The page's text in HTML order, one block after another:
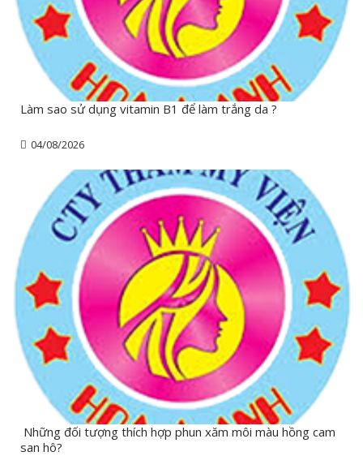
Làm sao sử dụng vitamin B1 để làm trắng da ?
04/08/2026
Những đối tượng thích hợp phun xăm môi màu hồng cam
san hô?